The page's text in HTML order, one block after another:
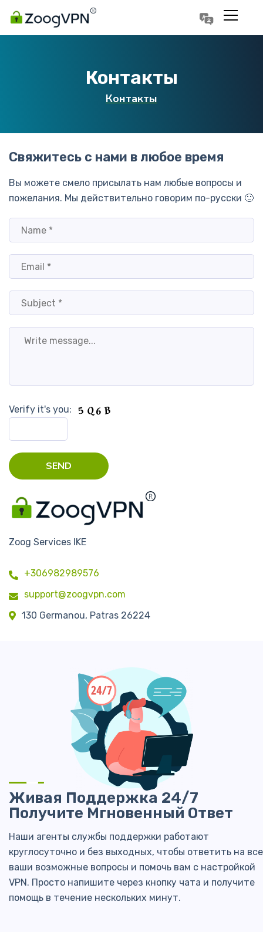
Контакты
Контакты
Свяжитесь с нами в любое время
Вы можете смело присылать нам любые вопросы и
пожелания. Мы действительно говорим по-русски 🙂
Verify it's you:
Zoog Services IKE
+306982989576
support@zoogvpn.com
130 Germanou, Patras 26224
Живая Поддержка 24/7
Получите Мгновенный Ответ
Наши агенты службы поддержки работают
круглосуточно и без выходных, чтобы ответить на все
ваши возможные вопросы и помочь вам с настройкой
VPN. Просто напишите через кнопку чата и получите
помощь в течение нескольких минут.